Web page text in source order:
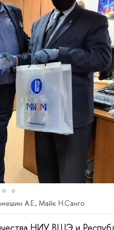
А.Е., Майк Н.Санго